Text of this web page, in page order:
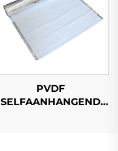
PVDF
SELFAANHANGEND